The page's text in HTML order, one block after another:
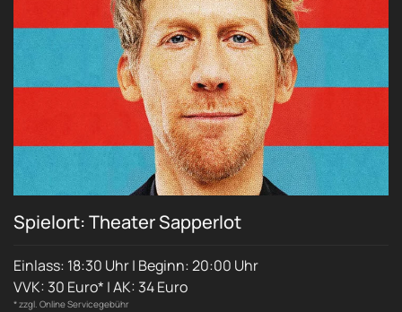
Spielort: Theater Sapperlot
Einlass: 18:30 Uhr | Beginn: 20:00 Uhr
VVK: 30 Euro* | AK: 34 Euro
* zzgl. Online Servicegebühr